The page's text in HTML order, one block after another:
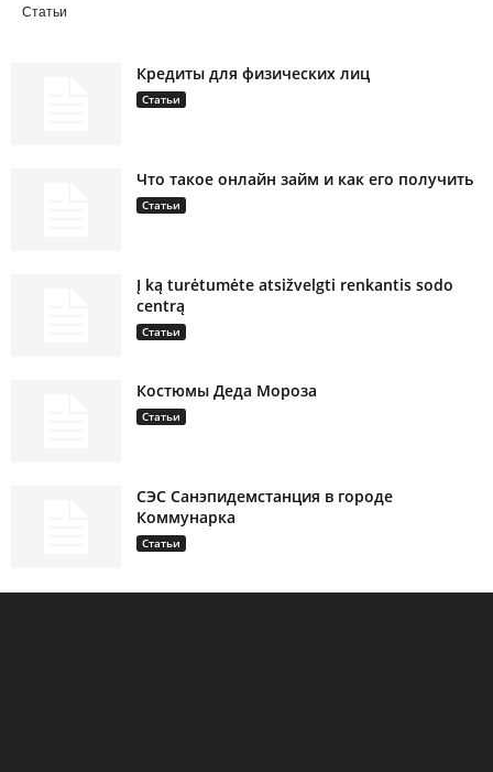
Статьи
Кредиты для физических лиц
Статьи
Что такое онлайн займ и как его получить
Статьи
Į ką turėtumėte atsižvelgti renkantis sodo
centrą
Статьи
Костюмы Деда Мороза
Статьи
СЭС Санэпидемстанция в городе
Коммунарка
Статьи